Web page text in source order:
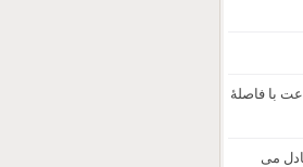
آیا نماز جماعت با فاصلۀ
می